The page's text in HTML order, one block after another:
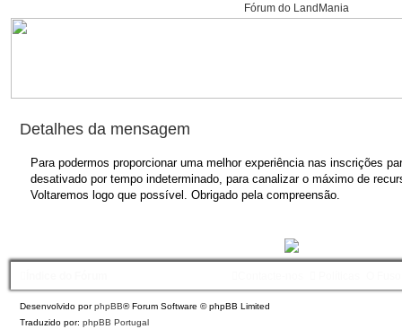
Fórum do LandMania
Detalhes da mensagem
Para podermos proporcionar uma melhor experiência nas inscrições
desativado por tempo indeterminado, para canalizar o máximo de
Voltaremos logo que possível. Obrigado pela compreensão.
Desenvolvido porphpBB® Forum Software © phpBB Limited
Traduzido por: phpBB Portugal